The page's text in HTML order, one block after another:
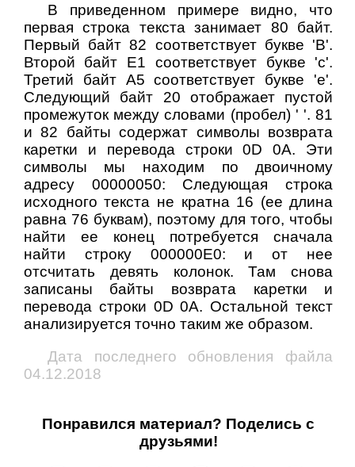
В приведенном примере видно, что
первая строка текста занимает 80 байт.
Первый байт 82 соответствует букве 'В'.
Второй байт E1 соответствует букве 'с'.
Третий байт A5 соответствует букве 'е'.
Следующий байт 20 отображает пустой
промежуток между словами (пробел) ' '. 81
и 82 байты содержат символы возврата
каретки и перевода строки 0D 0A. Эти
символы мы находим по двоичному
адресу 00000050: Следующая строка
исходного текста не кратна 16 (ее длина
равна 76 буквам), поэтому для того, чтобы
найти ее конец потребуется сначала
найти строку 000000E0: и от нее
отсчитать девять колонок. Там снова
записаны байты возврата каретки и
перевода строки 0D 0A. Остальной текст
анализируется точно таким же образом.
Дата последнего обновления файла
04.12.2018
Понравился материал? Поделись с
друзьями!